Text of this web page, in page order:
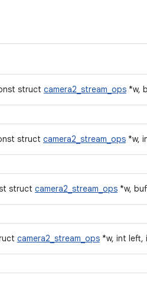
struct camera2_stream_ops *w,
struct camera2_stream_ops *w,
struct camera2_stream_ops *w,
camera2_stream_ops *w, int